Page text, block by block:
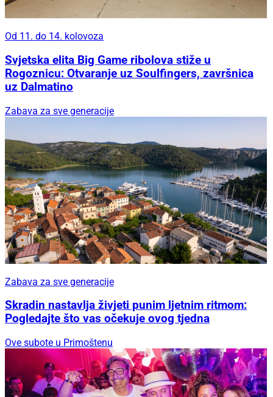
Od 11. do 14. kolovoza
Svjetska elita Big Game ribolova stiže u
Rogoznicu: Otvaranje uz Soulfingers, završnica
uz Dalmatino
Zabava za sve generacije
Zabava za sve generacije
Skradin nastavlja živjeti punim ljetnim ritmom:
Pogledajte što vas očekuje ovog tjedna
Ove subote u Primoštenu